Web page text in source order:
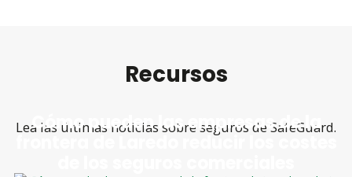
Recursos
Lea las últimas noticias sobre seguros de SafeGuard.
Cómo pueden las empresas de la
frontera de Laredo reducir los costes